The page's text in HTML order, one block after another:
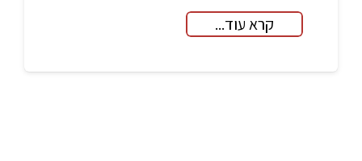
קרא עוד...